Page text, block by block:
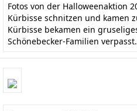
Fotos von der Halloweenaktion
Kürbisse schnitzen und kamen
Kürbisse bekamen ein
Schönebecker-Familien verpasst.